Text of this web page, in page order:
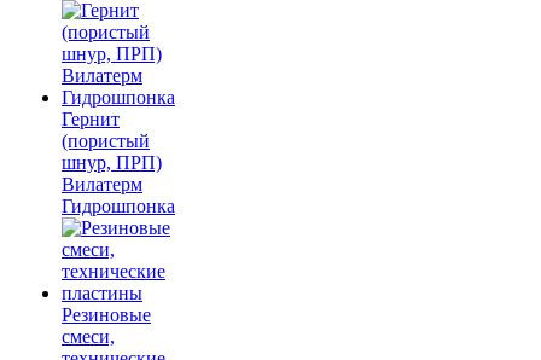
Гернит
(пористый
шнур, ПРП)
Вилатерм
Гидрошпонка
Резиновые
смеси,